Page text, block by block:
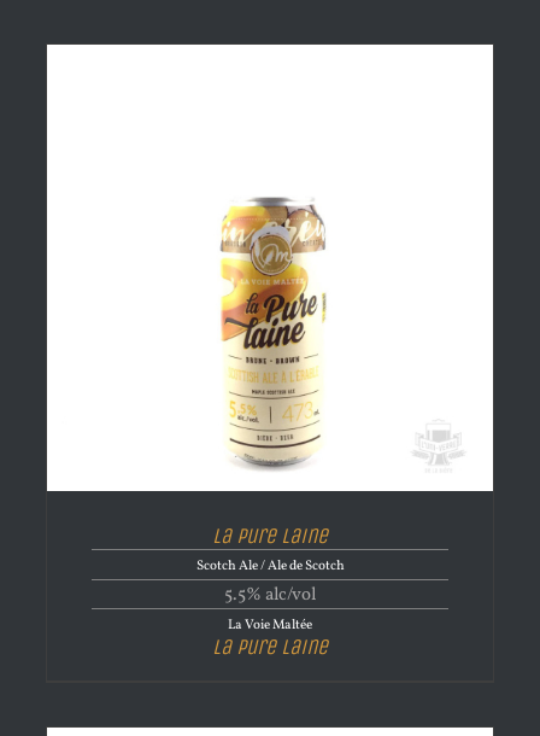
La Pure Laine
Scotch Ale / Ale de Scotch
5.5% alc/vol
La Voie Maltée
La Pure Laine